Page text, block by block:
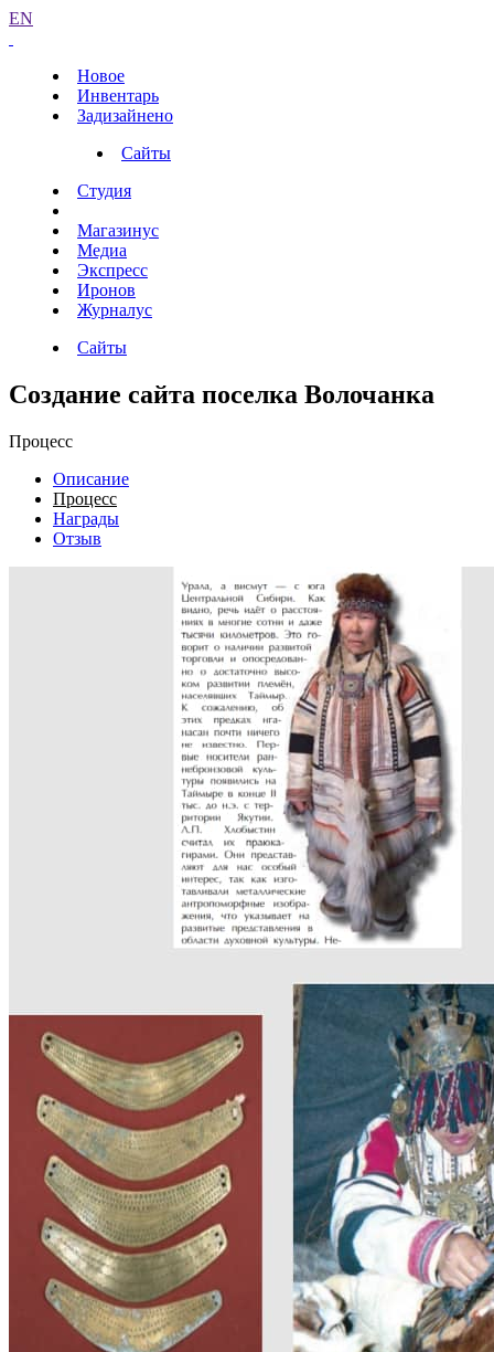
EN
Новое
Инвентарь
Задизайнено
Сайты
Студия
Магазинус
Медиа
Экспресс
Иронов
Журналус
Сайты
Создание сайта поселка Волочанка
Процесс
Описание
Процесс
Награды
Отзыв